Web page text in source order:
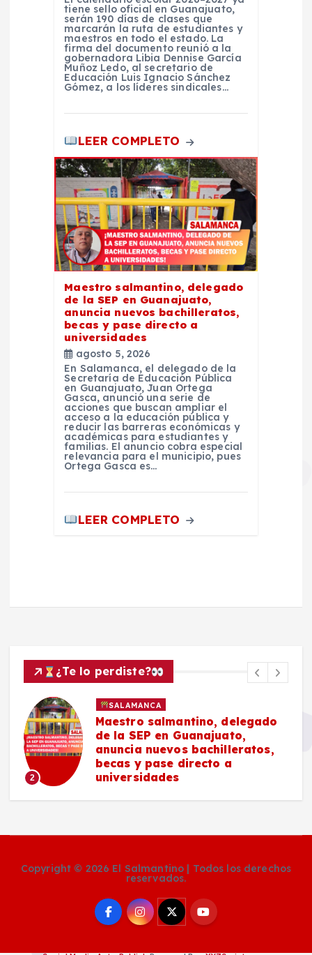
tiene sello oficial en Guanajuato,
serán 190 días de clases que
marcarán la ruta de estudiantes y
maestros en todo el estado. La
firma del documento reunió a la
gobernadora Libia Dennise García
Muñoz Ledo, al secretario de
Educación Luis Ignacio Sánchez
Gómez, a los líderes sindicales…
LEER COMPLETO
Maestro salmantino, delegado
de la SEP en Guanajuato,
anuncia nuevos bachilleratos,
becas y pase directo a
universidades
agosto 5, 2026
En Salamanca, el delegado de la
Secretaría de Educación Pública
en Guanajuato, Juan Ortega
Gasca, anunció una serie de
acciones que buscan ampliar el
acceso a la educación pública y
reducir las barreras económicas y
académicas para estudiantes y
familias. El anuncio cobra especial
relevancia para el municipio, pues
Ortega Gasca es…
LEER COMPLETO
¿Te lo perdiste?
2
SALAMANCA
Maestro salmantino, delegado
de la SEP en Guanajuato,
anuncia nuevos bachilleratos,
becas y pase directo a
universidades
Copyright © 2026 El Salmantino | Todos los derechos
reservados.